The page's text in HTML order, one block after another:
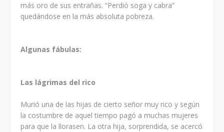
más oro de sus entrañas. “Perdió soga y cabra”
quedándose en la más absoluta pobreza.
Algunas fábulas:
Las lágrimas del rico
Murió una de las hijas de cierto señor muy rico y según
la costumbre de aquel tiempo pagó a muchas mujeres
para que la llorasen. La otra hija, sorprendida, se acercó